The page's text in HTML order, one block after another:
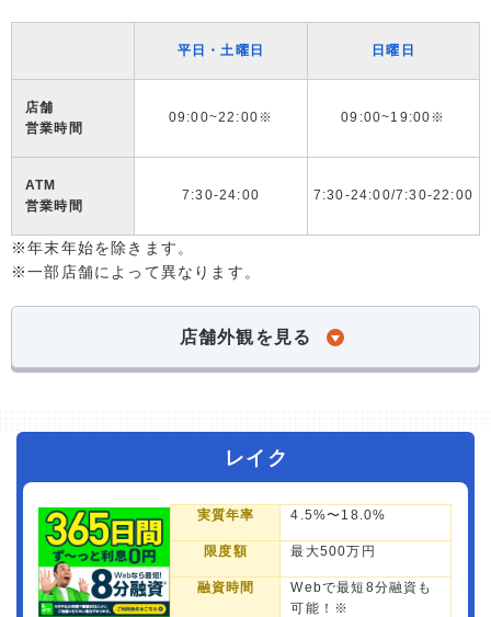
平日・土曜日 日曜日
店舗
営業時間
09:00~22:00※ 09:00~19:00※
ATM
営業時間
7:30-24:00 7:30-24:00/7:30-22:00
※年末年始を除きます。
※一部店舗によって異なります。
店舗外観を見る
レイク
実質年率 4.5%〜18.0%
限度額 最大500万円
融資時間
Webで最短8分融資も
可能！※